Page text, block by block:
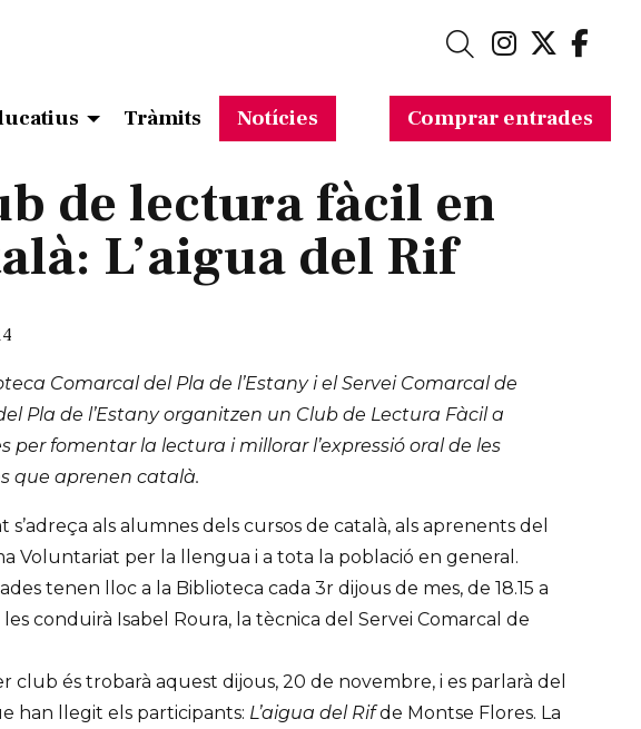
Link aLink
Cerca
Tràmits Notícies Comprar entrades
de lectura fàcil en
L’aigua del Rif
Comarcal del Pla de l’Estany i el Servei Comarcal de
Pla de l’Estany organitzen un Club de Lectura Fàcil a
per fomentar la lectura i millorar l’expressió oral de les
que aprenen català.
s’adreça als alumnes dels cursos de català, als aprenents del
Voluntariat per la llengua i a tota la població en general.
tenen lloc a la Biblioteca cada 3r dijous de mes, de 18.15 a
les conduirà Isabel Roura, la tècnica del Servei Comarcal de
club és trobarà aquest dijous, 20 de novembre, i es parlarà del
han llegit els participants: L’aigua del Rifde Montse Flores. La